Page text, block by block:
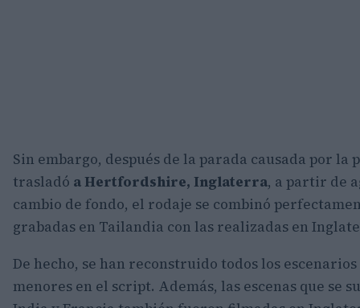
Sin embargo, después de la parada causada por la
trasladó a Hertfordshire, Inglaterra, a partir de
cambio de fondo, el rodaje se combinó
grabadas en Tailandia con las realizadas en
De hecho, se han reconstruido todos los
menores en el script. Además, las escenas que se